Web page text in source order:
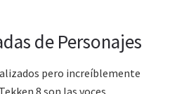
de Personajes
pero increíblemente
8 son las voces